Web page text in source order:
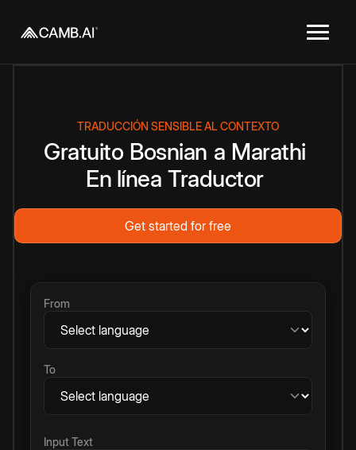
TRADUCCIÓN SENSIBLE AL CONTEXTO
Gratuito Bosnian a Marathi
En línea Traductor
Get started for free
From
To
Input Text